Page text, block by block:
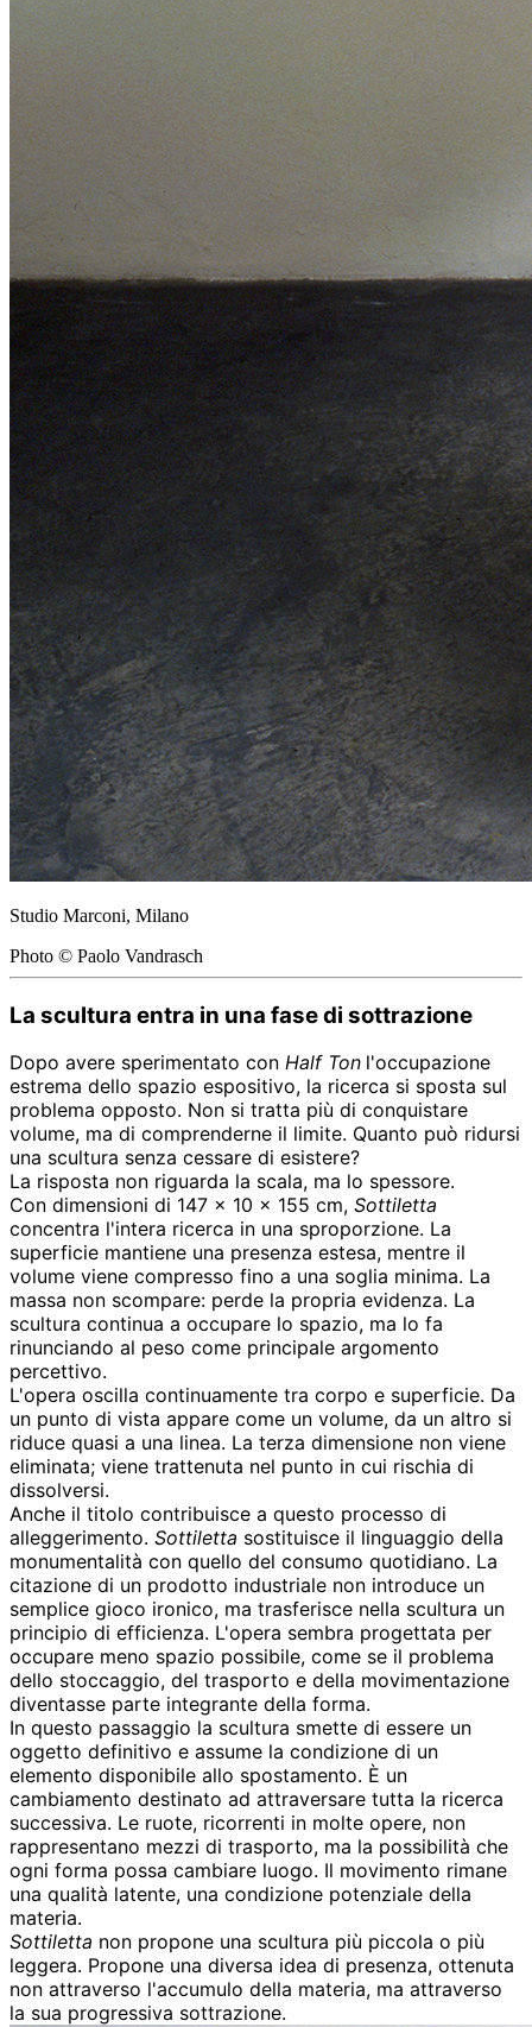
Studio Marconi, Milano
Photo © Paolo Vandrasch
La scultura entra in una fase di sottrazione
Dopo avere sperimentato con Half Ton l'occupazione
estrema dello spazio espositivo, la ricerca si sposta sul
problema opposto. Non si tratta più di conquistare
volume, ma di comprenderne il limite. Quanto può ridursi
una scultura senza cessare di esistere?
La risposta non riguarda la scala, ma lo spessore.
Con dimensioni di 147 × 10 × 155 cm, Sottiletta
concentra l'intera ricerca in una sproporzione. La
superficie mantiene una presenza estesa, mentre il
volume viene compresso fino a una soglia minima. La
massa non scompare: perde la propria evidenza. La
scultura continua a occupare lo spazio, ma lo fa
rinunciando al peso come principale argomento
percettivo.
L'opera oscilla continuamente tra corpo e superficie. Da
un punto di vista appare come un volume, da un altro si
riduce quasi a una linea. La terza dimensione non viene
eliminata; viene trattenuta nel punto in cui rischia di
dissolversi.
Anche il titolo contribuisce a questo processo di
alleggerimento. Sottiletta sostituisce il linguaggio della
monumentalità con quello del consumo quotidiano. La
citazione di un prodotto industriale non introduce un
semplice gioco ironico, ma trasferisce nella scultura un
principio di efficienza. L'opera sembra progettata per
occupare meno spazio possibile, come se il problema
dello stoccaggio, del trasporto e della movimentazione
diventasse parte integrante della forma.
In questo passaggio la scultura smette di essere un
oggetto definitivo e assume la condizione di un
elemento disponibile allo spostamento. È un
cambiamento destinato ad attraversare tutta la ricerca
successiva. Le ruote, ricorrenti in molte opere, non
rappresentano mezzi di trasporto, ma la possibilità che
ogni forma possa cambiare luogo. Il movimento rimane
una qualità latente, una condizione potenziale della
materia.
Sottiletta non propone una scultura più piccola o più
leggera. Propone una diversa idea di presenza, ottenuta
non attraverso l'accumulo della materia, ma attraverso
la sua progressiva sottrazione.